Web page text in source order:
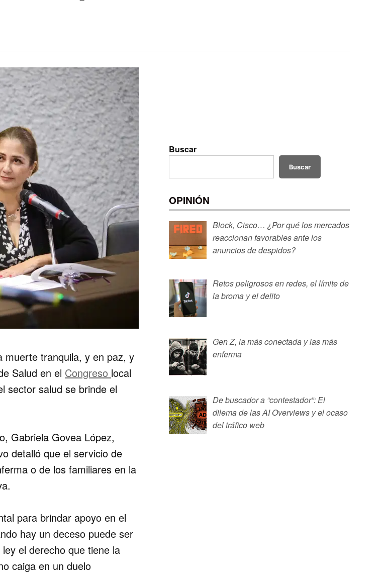
muerte tranquila, y en paz, y
Salud en el Congreso local
sector salud se brinde el
Gabriela Govea López,
detalló que el servicio de
o de los familiares en la
para brindar apoyo en el
hay un deceso puede ser
el derecho que tiene la
caiga en un duelo
Buscar
Buscar
OPINIÓN
Block, Cisco… ¿Por qué los mercados
reaccionan favorables ante los
anuncios de despidos?
Retos peligrosos en redes, el límite de
la broma y el delito
Gen Z, la más conectada y las más
enferma
De buscador a “contestador”: El
dilema de las AI Overviews y el ocaso
del tráfico web